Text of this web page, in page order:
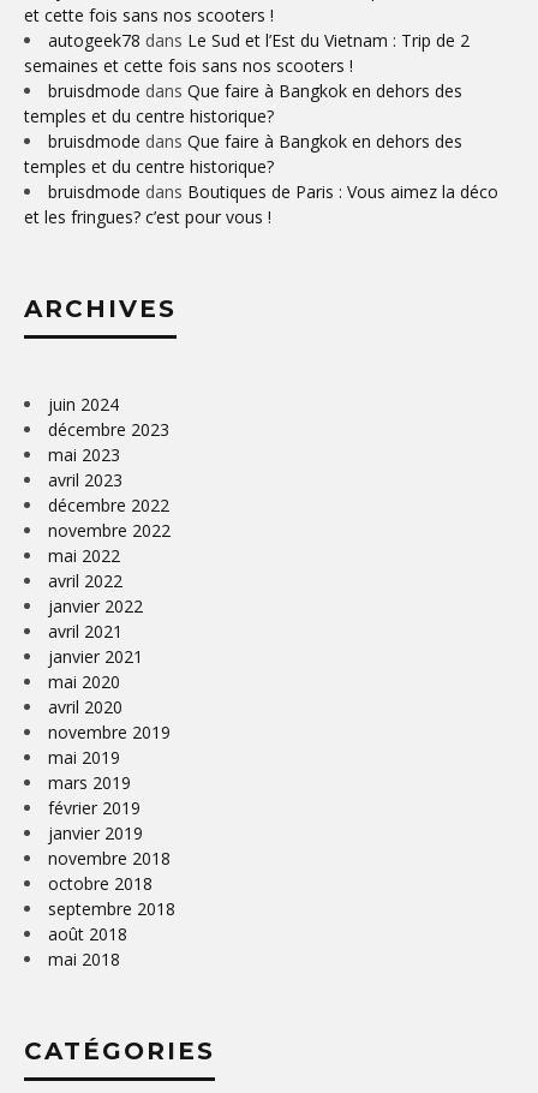
et cette fois sans nos scooters !
autogeek78 dans Le Sud et l’Est du Vietnam : Trip de 2
semaines et cette fois sans nos scooters !
bruisdmode dans Que faire à Bangkok en dehors des
temples et du centre historique?
bruisdmode dans Que faire à Bangkok en dehors des
temples et du centre historique?
bruisdmode dans Boutiques de Paris : Vous aimez la déco
et les fringues? c’est pour vous !
ARCHIVES
juin 2024
décembre 2023
mai 2023
avril 2023
décembre 2022
novembre 2022
mai 2022
avril 2022
janvier 2022
avril 2021
janvier 2021
mai 2020
avril 2020
novembre 2019
mai 2019
mars 2019
février 2019
janvier 2019
novembre 2018
octobre 2018
septembre 2018
août 2018
mai 2018
CATÉGORIES